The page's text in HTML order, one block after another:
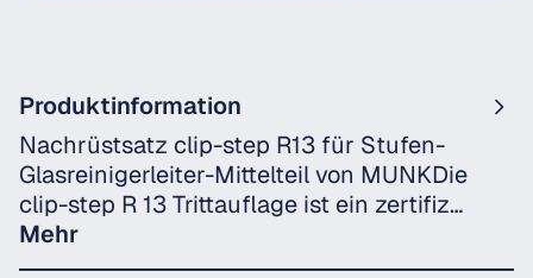
Produktinformation
Nachrüstsatz clip-step R13 für Stufen-
Glasreinigerleiter-Mittelteil von MUNKDie
clip-step R 13 Trittauflage ist ein zertifiz…
Mehr